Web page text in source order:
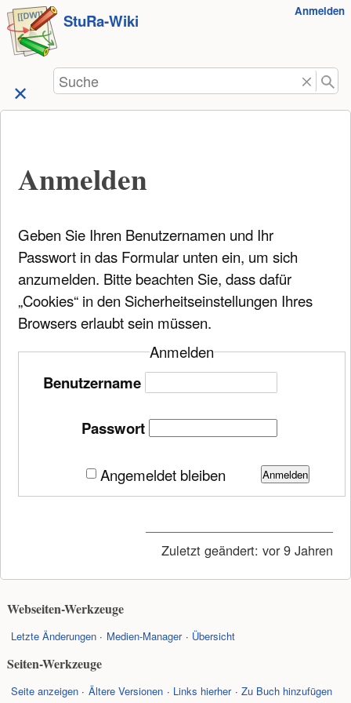
zum
Inhalt
springen
StuRa-Wiki Anmelden
Suche
Anmelden
Geben Sie Ihren Benutzernamen und Ihr
Passwort in das Formular unten ein, um sich
anzumelden. Bitte beachten Sie, dass dafür
„Cookies“ in den Sicherheitseinstellungen Ihres
Browsers erlaubt sein müssen.
Anmelden
Benutzername
Passwort
Angemeldet bleiben Anmelden
Zuletzt geändert: vor 9 Jahren
Webseiten-Werkzeuge
Letzte Änderungen Medien-Manager Übersicht
Seiten-Werkzeuge
Seite anzeigen Ältere Versionen Links hierher Zu Buch hinzufügen